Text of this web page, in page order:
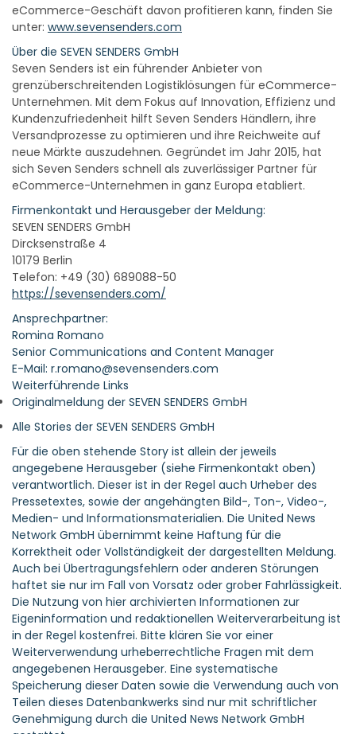
eCommerce-Geschäft davon profitieren kann, finden Sie
unter: www.sevensenders.com
Über die SEVEN SENDERS GmbH
Seven Senders ist ein führender Anbieter von
grenzüberschreitenden Logistiklösungen für eCommerce-
Unternehmen. Mit dem Fokus auf Innovation, Effizienz und
Kundenzufriedenheit hilft Seven Senders Händlern, ihre
Versandprozesse zu optimieren und ihre Reichweite auf
neue Märkte auszudehnen. Gegründet im Jahr 2015, hat
sich Seven Senders schnell als zuverlässiger Partner für
eCommerce-Unternehmen in ganz Europa etabliert.
Firmenkontakt und Herausgeber der Meldung:
SEVEN SENDERS GmbH
Dircksenstraße 4
10179 Berlin
Telefon: +49 (30) 689088-50
https://sevensenders.com/
Ansprechpartner:
Romina Romano
Senior Communications and Content Manager
E-Mail: r.romano@sevensenders.com
Weiterführende Links
Originalmeldung der SEVEN SENDERS GmbH
Alle Stories der SEVEN SENDERS GmbH
Für die oben stehende Story ist allein der jeweils
angegebene Herausgeber (siehe Firmenkontakt oben)
verantwortlich. Dieser ist in der Regel auch Urheber des
Pressetextes, sowie der angehängten Bild-, Ton-, Video-,
Medien- und Informationsmaterialien. Die United News
Network GmbH übernimmt keine Haftung für die
Korrektheit oder Vollständigkeit der dargestellten Meldung.
Auch bei Übertragungsfehlern oder anderen Störungen
haftet sie nur im Fall von Vorsatz oder grober Fahrlässigkeit.
Die Nutzung von hier archivierten Informationen zur
Eigeninformation und redaktionellen Weiterverarbeitung ist
in der Regel kostenfrei. Bitte klären Sie vor einer
Weiterverwendung urheberrechtliche Fragen mit dem
angegebenen Herausgeber. Eine systematische
Speicherung dieser Daten sowie die Verwendung auch von
Teilen dieses Datenbankwerks sind nur mit schriftlicher
Genehmigung durch die United News Network GmbH